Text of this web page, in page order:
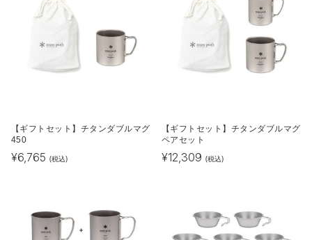
【ギフトセット】チタンダブルマグ
450
¥6,765 (税込)
【ギフトセット】チタンダブルマグ
ペアセット
¥12,309 (税込)